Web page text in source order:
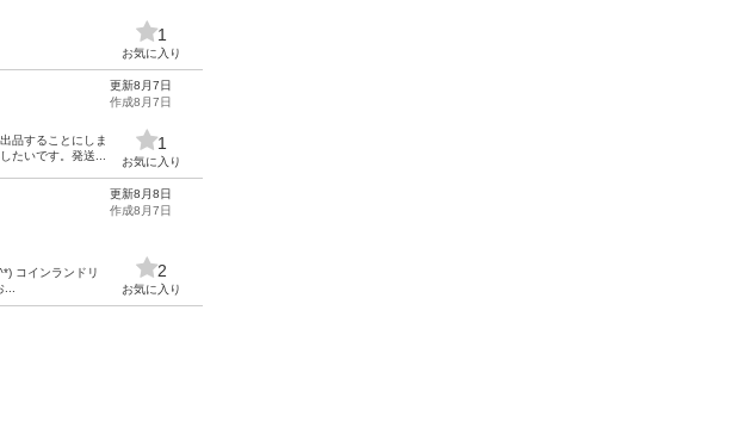
1
お気に入り
品することにしま
たいです。発送...
更新8月7日
作成8月7日
1
お気に入り
コインランドリ
更新8月8日
作成8月7日
2
お気に入り